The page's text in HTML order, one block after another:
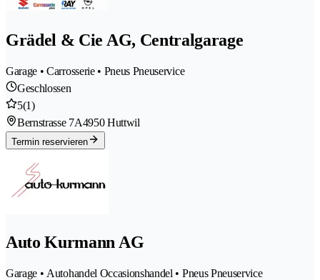
Grädel & Cie AG, Centralgarage
Garage • Carrosserie • Pneus Pneuservice
Geschlossen
5(1)
Bernstrasse 7A4950 Huttwil
Termin reservieren
Auto Kurmann AG
Garage • Autohandel Occasionshandel • Pneus Pneuservice